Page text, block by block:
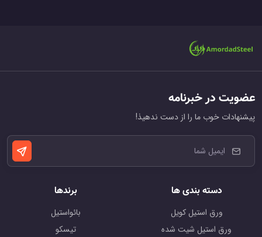
در خبرنامه
خوب ما را از دست ندهیذ!
دسته بندی ها
ورق استیل کویل
ورق استیل شیت شده
برندها
بائواستیل
تیسکو